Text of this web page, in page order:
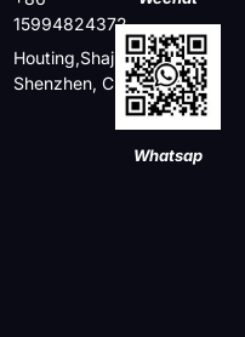
15994824372
Houting,Shajin,Baoan,
Shenzhen, China
Whatsap